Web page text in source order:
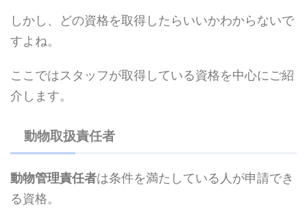
しかし、どの資格を取得したらいいかわからないで
すよね。
ここではスタッフが取得している資格を中心にご紹
介します。
動物取扱責任者
動物管理責任者は条件を満たしている人が申請でき
る資格。